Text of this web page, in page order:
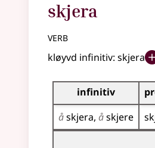
skjera
verb
kløyvd infinitiv: skjera
Bøyningstabell for
infinitiv
åskjera åskjere
Bøyningstabell for